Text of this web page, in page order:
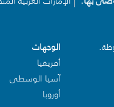
الوجهات
أفريقيا
آسيا الوسطى
أوروبا